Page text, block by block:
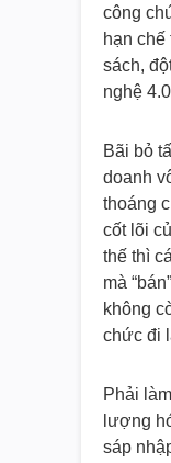
công
hạn chế
sách,
nghệ
Bãi bỏ
doanh
thoáng
cốt lõi
thế thì
mà
không
chức đi
Phải
lượng
sáp